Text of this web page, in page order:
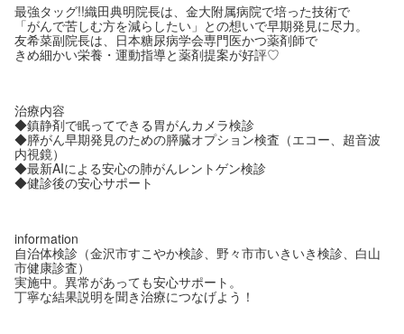
最強タッグ!!織田典明院長は、金大附属病院で培った技術で
「がんで苦しむ方を減らしたい」との想いで早期発見に尽力。
友希菜副院長は、日本糖尿病学会専門医かつ薬剤師で
きめ細かい栄養・運動指導と薬剤提案が好評♡
治療内容
◆鎮静剤で眠ってできる胃がんカメラ検診
◆膵がん早期発見のための膵臓オプション検査（エコー、超音波
内視鏡）
◆最新AIによる安心の肺がんレントゲン検診
◆健診後の安心サポート
information
自治体検診（金沢市すこやか検診、野々市市いきいき検診、白山
市健康診査）
実施中。異常があっても安心サポート。
丁寧な結果説明を聞き治療につなげよう！